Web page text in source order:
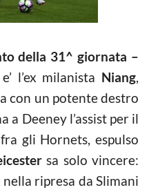
della 31^ giornata –
l’ex milanista Niang
con un potente destro
a Deeney l’assist per il
gli Hornets, espulso
sa solo vincere:
ripresa da Slimani